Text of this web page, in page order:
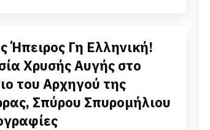
Ήπειρος Γη Ελληνική!
Χρυσής Αυγής στο
του Αρχηγού της
Σπύρου Σπυρομήλιου